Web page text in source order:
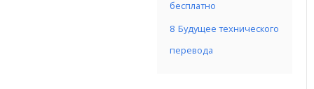
бесплатно
8 Будущее технического
перевода